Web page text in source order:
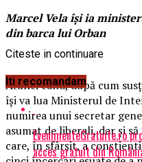
Marcel Vela își ia
din barca lui Orban
Atunci când, după cum
își va lua Ministerul de
numirea unui secretar
asumat de liberali, dar și
care, în sfârșit, a
Citeste in continuare
Iti recomandam
EvenimenteGratuite.ro
acces gratuit din